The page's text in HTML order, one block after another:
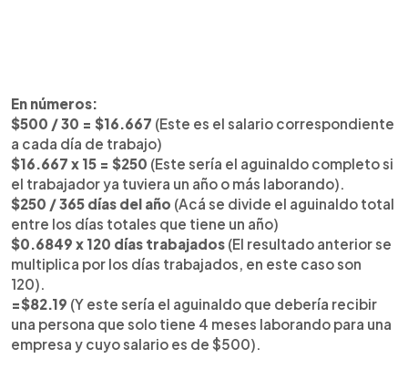
En números:
$500 / 30 = $16.667 (Este es el salario correspondiente
a cada día de trabajo)
$16.667 x 15 = $250 (Este sería el aguinaldo completo si
el trabajador ya tuviera un año o más laborando).
$250 / 365 días del año (Acá se divide el aguinaldo total
entre los días totales que tiene un año)
$0.6849 x 120 días trabajados (El resultado anterior se
multiplica por los días trabajados, en este caso son
120).
=$82.19 (Y este sería el aguinaldo que debería recibir
una persona que solo tiene 4 meses laborando para una
empresa y cuyo salario es de $500).